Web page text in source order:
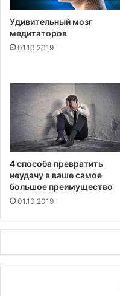
е
л
а
с
и
з
н
ь
л
ч
Удивительный мозг
медитаторов
01.10.2019
4 способа превратить
неудачу в ваше самое
большое преимущество
01.10.2019